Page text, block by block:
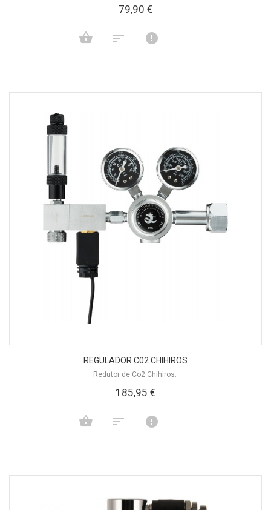
79,90 €
REGULADOR C02 CHIHIROS
Redutor de Co2 Chihiros.
185,95 €